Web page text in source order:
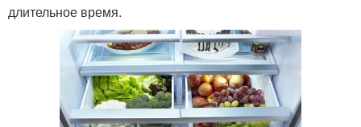
длительное время.